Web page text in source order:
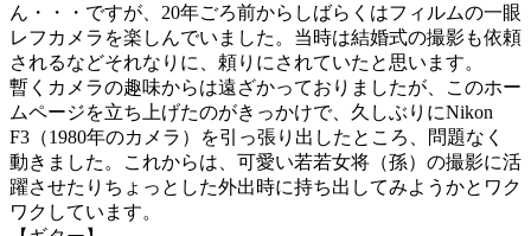
ん・・・ですが、20年ごろ前からしばらくはフィルムの一眼
レフカメラを楽しんでいました。当時は結婚式の撮影も依頼
されるなどそれなりに、頼りにされていたと思います。
暫くカメラの趣味からは遠ざかっておりましたが、このホー
ムページを立ち上げたのがきっかけで、久しぶりにNikon
F3（1980年のカメラ）を引っ張り出したところ、問題なく
動きました。これからは、可愛い若若女将（孫）の撮影に活
躍させたりちょっとした外出時に持ち出してみようかとワク
ワクしています。